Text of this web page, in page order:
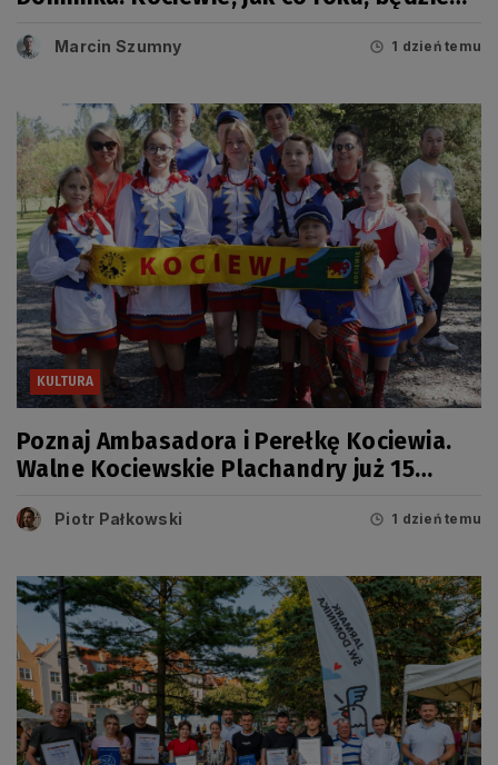
Marcin Szumny 1 dzień temu
KULTURA
Poznaj Ambasadora i Perełkę Kociewia.
Walne Kociewskie Plachandry już 15
Piotr Pałkowski 1 dzień temu